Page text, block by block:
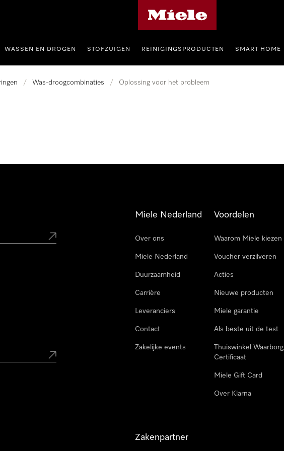
WASSEN EN DROGEN STOFZUIGEN REINIGINGSPRODUCTEN SMART HOME
/ Was-droogcombinaties / Oplossing voor het probleem
Miele Nederland
Over ons
Miele Nederland
Duurzaamheid
Carrière
Leveranciers
Contact
Zakelijke events
Voordelen
Waarom Miele kiezen
Voucher verzilveren
Acties
Nieuwe producten
Miele garantie
Als beste uit de test
Thuiswinkel Waarborg
Certificaat
Miele Gift Card
Over Klarna
Zakenpartner